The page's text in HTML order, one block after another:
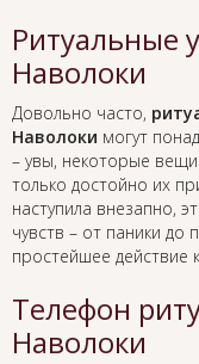
Ритуальные
Наволоки
Довольно часто,
Наволоки могут
– увы, некоторые
только достойно их
наступила внезапно,
чувств – от паники до
простейшее действие
Телефон
Наволоки